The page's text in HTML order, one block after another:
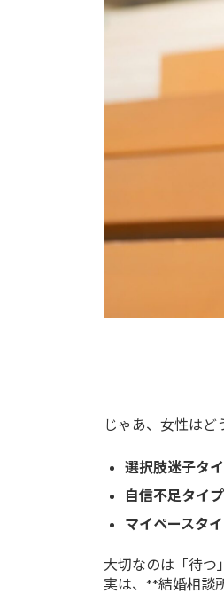
じゃあ、女性はど
選択肢迷子タ
自信不足タイプ
マイペースタ
大切なのは「待つ
実は、**結婚相談